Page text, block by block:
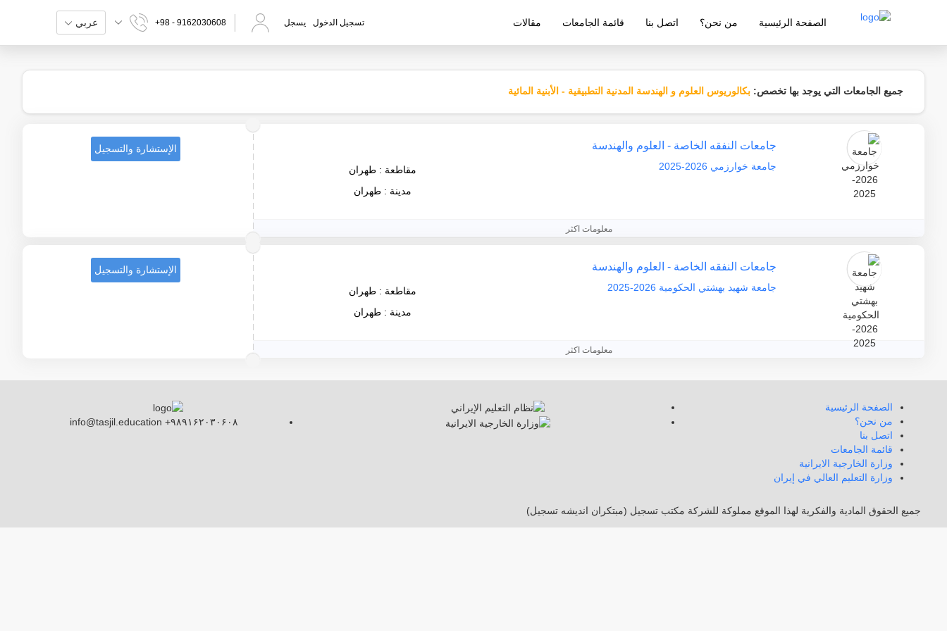
شركة معتمدة من قبل وزارة التربية والتعليم الإيرانية
الصفحة الرئيسية من نحن؟ اتصل بنا قائمة الجامعات مقالات تسجيل الدخول يسجل +98 - 9162030608 عربي
جميع الجامعات التي يوجد بها تخصص: بكالوريوس العلوم و الهندسة المدنية التطبيقية - الأبنية المائية
جامعات النفقه الخاصة - العلوم والهندسة
جامعة خوارزمي 2026-2025
مقاطعة : طهران
مدينة : طهران
معلومات اكثر
الإستشارة والتسجيل
جامعات النفقه الخاصة - العلوم والهندسة
جامعة شهيد بهشتي الحكومية 2026-2025
مقاطعة : طهران
مدينة : طهران
معلومات اكثر
الإستشارة والتسجيل
الصفحة الرئيسية
من نحن؟
اتصل بنا
قائمة الجامعات
وزارة الخارجية الايرانية
وزارة التعليم العالي في إيران
info@tasjil.education +۹۸۹۱۶۲۰۳۰۶۰۸
جميع الحقوق المادية والفكرية لهذا الموقع مملوكة للشركة مكتب تسجيل (مبتکران اندیشه تسجیل)